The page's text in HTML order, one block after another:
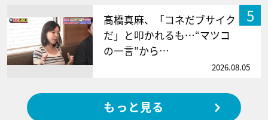
5
高橋真麻、「コネだブサイク
だ」と叩かれるも…“マツコ
の一言”から…
2026.08.05
もっと見る